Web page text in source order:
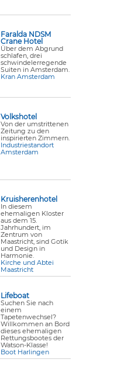
Faralda NDSM
Crane Hotel
Über dem Abgrund
schlafen, drei
schwindelerregende
Suiten in Amsterdam.
Kran Amsterdam
Volkshotel
Von der umstrittenen
Zeitung zu den
inspirierten Zimmern.
Industriestandort
Amsterdam
Kruisherenhotel
In diesem
ehemaligen Kloster
aus dem 15.
Jahrhundert, im
Zentrum von
Maastricht, sind Gotik
und Design in
Harmonie.
Kirche und Abtei
Maastricht
Lifeboat
Suchen Sie nach
einem
Tapetenwechsel?
Willkommen an Bord
dieses ehemaligen
Rettungsbootes der
Watson-Klasse!
Boot Harlingen